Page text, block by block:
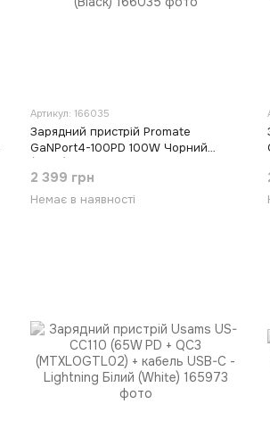
Артикул: 166035
Зарядний пристрій Promate
GaNPort4-100PD 100W Чорний
2 399 грн
Немає в наявності